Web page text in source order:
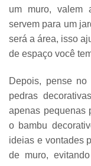
um muro, valem
servem para um
será a área, isso
de espaço você
Depois, pense
pedras
apenas pequenas
o bambu
ideias e vontades
de muro,